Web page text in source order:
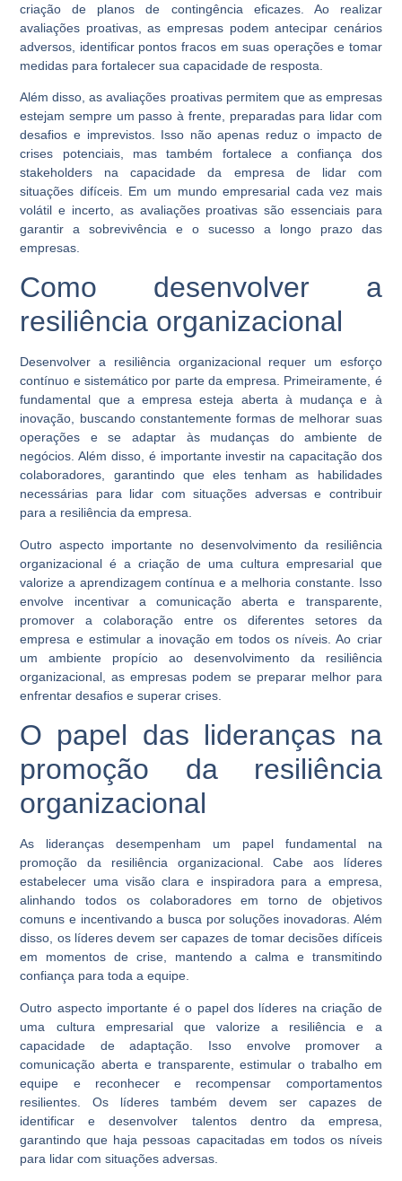
criação de planos de contingência eficazes. Ao realizar
avaliações proativas, as empresas podem antecipar cenários
adversos, identificar pontos fracos em suas operações e tomar
medidas para fortalecer sua capacidade de resposta.
Além disso, as avaliações proativas permitem que as empresas
estejam sempre um passo à frente, preparadas para lidar com
desafios e imprevistos. Isso não apenas reduz o impacto de
crises potenciais, mas também fortalece a confiança dos
stakeholders na capacidade da empresa de lidar com
situações difíceis. Em um mundo empresarial cada vez mais
volátil e incerto, as avaliações proativas são essenciais para
garantir a sobrevivência e o sucesso a longo prazo das
empresas.
Como desenvolver a
resiliência organizacional
Desenvolver a resiliência organizacional requer um esforço
contínuo e sistemático por parte da empresa. Primeiramente, é
fundamental que a empresa esteja aberta à mudança e à
inovação, buscando constantemente formas de melhorar suas
operações e se adaptar às mudanças do ambiente de
negócios. Além disso, é importante investir na capacitação dos
colaboradores, garantindo que eles tenham as habilidades
necessárias para lidar com situações adversas e contribuir
para a resiliência da empresa.
Outro aspecto importante no desenvolvimento da resiliência
organizacional é a criação de uma cultura empresarial que
valorize a aprendizagem contínua e a melhoria constante. Isso
envolve incentivar a comunicação aberta e transparente,
promover a colaboração entre os diferentes setores da
empresa e estimular a inovação em todos os níveis. Ao criar
um ambiente propício ao desenvolvimento da resiliência
organizacional, as empresas podem se preparar melhor para
enfrentar desafios e superar crises.
O papel das lideranças na
promoção da resiliência
organizacional
As lideranças desempenham um papel fundamental na
promoção da resiliência organizacional. Cabe aos líderes
estabelecer uma visão clara e inspiradora para a empresa,
alinhando todos os colaboradores em torno de objetivos
comuns e incentivando a busca por soluções inovadoras. Além
disso, os líderes devem ser capazes de tomar decisões difíceis
em momentos de crise, mantendo a calma e transmitindo
confiança para toda a equipe.
Outro aspecto importante é o papel dos líderes na criação de
uma cultura empresarial que valorize a resiliência e a
capacidade de adaptação. Isso envolve promover a
comunicação aberta e transparente, estimular o trabalho em
equipe e reconhecer e recompensar comportamentos
resilientes. Os líderes também devem ser capazes de
identificar e desenvolver talentos dentro da empresa,
garantindo que haja pessoas capacitadas em todos os níveis
para lidar com situações adversas.